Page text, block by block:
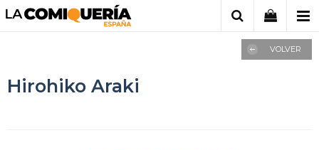
VOLVER
Hirohiko Araki